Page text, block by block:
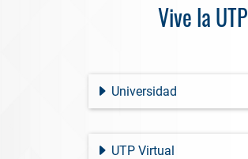
Vive la UTP
Universidad
UTP Virtual